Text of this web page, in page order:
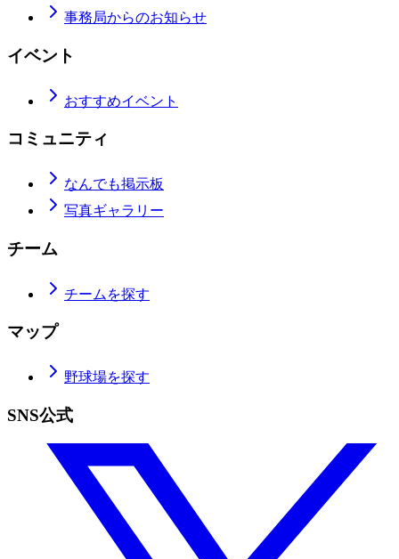
事務局からのお知らせ
イベント
おすすめイベント
コミュニティ
なんでも掲示板
写真ギャラリー
チーム
チームを探す
マップ
野球場を探す
SNS公式